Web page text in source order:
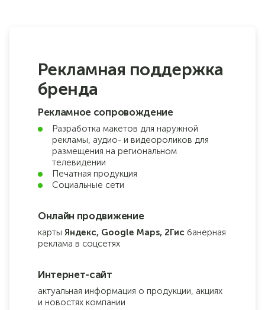
Рекламная поддержка
бренда
Рекламное сопровождение
Разработка макетов для наружной
рекламы, аудио- и видеороликов для
размещения на региональном
телевидении
Печатная продукция
Социальные сети
Онлайн продвижение
карты Яндекс, Google Maps, 2Гис банерная
реклама в соцсетях
Интернет-сайт
актуальная информация о продукции, акциях
и новостях компании